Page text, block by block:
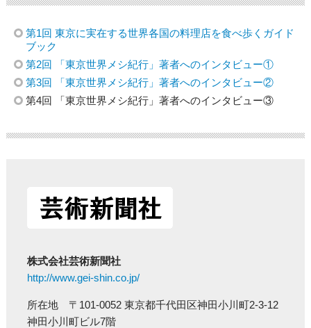
第1回 東京に実在する世界各国の料理店を食べ歩くガイド
ブック
第2回 「東京世界メシ紀行」著者へのインタビュー①
第3回 「東京世界メシ紀行」著者へのインタビュー②
第4回 「東京世界メシ紀行」著者へのインタビュー③
株式会社芸術新聞社
http://www.gei-shin.co.jp/
所在地 〒101-0052 東京都千代田区神田小川町2-3-12
神田小川町ビル7階